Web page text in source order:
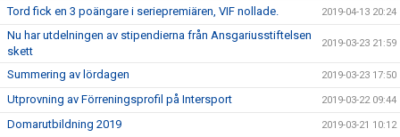
Tord fick en 3 poängare i seriepremiären, VIF nollade. 2019-04-13 20:24
Nu har utdelningen av stipendierna från Ansgariusstiftelsen
skett
2019-03-23 21:59
Summering av lördagen 2019-03-23 17:50
Utprovning av Förreningsprofil på Intersport 2019-03-22 09:44
Domarutbildning 2019 2019-03-21 10:12